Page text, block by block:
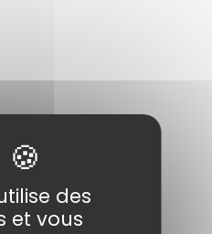
de
il est essentiel de
des
et vous